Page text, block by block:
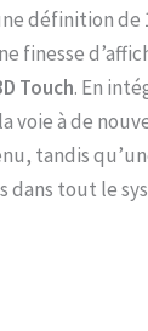
définition
finesse
Touch. En
voie à de
tandis
dans tout le